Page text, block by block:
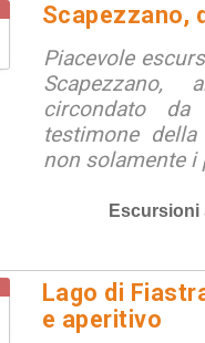
Scapezzano,
Piacevole
Scapezzano,
circondato
testimone
non solamente i
Escursioni
Lago di
e aperitivo